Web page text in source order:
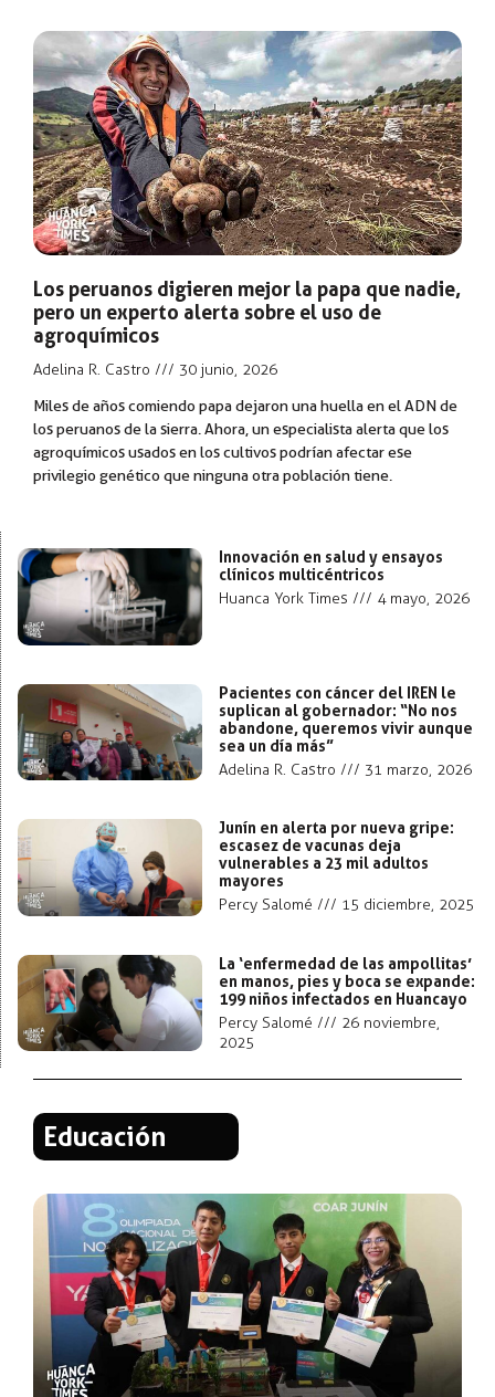
Los peruanos digieren mejor la papa que nadie,
pero un experto alerta sobre el uso de
agroquímicos
Adelina R. Castro 30 junio, 2026
Miles de años comiendo papa dejaron una huella en el ADN de
los peruanos de la sierra. Ahora, un especialista alerta que los
agroquímicos usados en los cultivos podrían afectar ese
privilegio genético que ninguna otra población tiene.
Innovación en salud y ensayos
clínicos multicéntricos
Huanca York Times
4 mayo, 2026
Pacientes con cáncer del IREN le
suplican al gobernador: “No nos
abandone, queremos vivir aunque
sea un día más”
Adelina R. Castro
31 marzo, 2026
Junín en alerta por nueva gripe:
escasez de vacunas deja
vulnerables a 23 mil adultos
mayores
Percy Salomé
15 diciembre, 2025
La ‘enfermedad de las ampollitas’
en manos, pies y boca se expande:
199 niños infectados en Huancayo
Percy Salomé
26 noviembre,
2025
Educación